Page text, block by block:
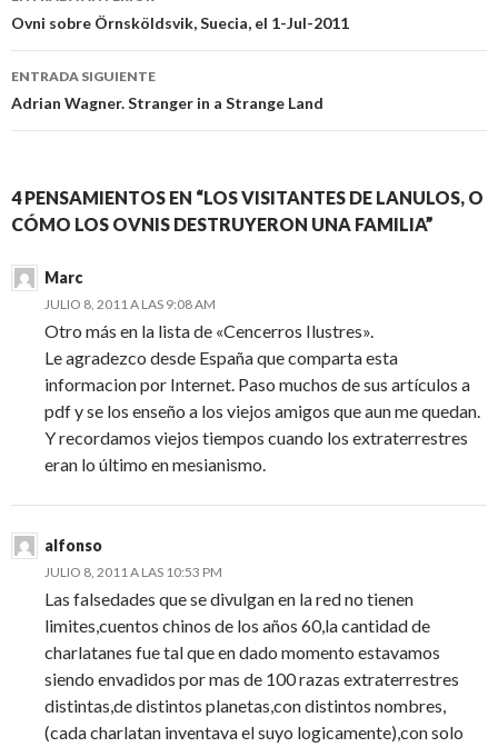
de
entradas
Ovni sobre Örnsköldsvik, Suecia, el 1-Jul-2011
ENTRADA SIGUIENTE
Adrian Wagner. Stranger in a Strange Land
4 PENSAMIENTOS EN “LOS VISITANTES DE LANULOS, O
CÓMO LOS OVNIS DESTRUYERON UNA FAMILIA”
Marc
JULIO 8, 2011 A LAS 9:08 AM
Otro más en la lista de «Cencerros Ilustres».
Le agradezco desde España que comparta esta
informacion por Internet. Paso muchos de sus artículos a
pdf y se los enseño a los viejos amigos que aun me quedan.
Y recordamos viejos tiempos cuando los extraterrestres
eran lo último en mesianismo.
alfonso
JULIO 8, 2011 A LAS 10:53 PM
Las falsedades que se divulgan en la red no tienen
limites,cuentos chinos de los años 60,la cantidad de
charlatanes fue tal que en dado momento estavamos
siendo envadidos por mas de 100 razas extraterrestres
distintas,de distintos planetas,con distintos nombres,
(cada charlatan inventava el suyo logicamente),con solo